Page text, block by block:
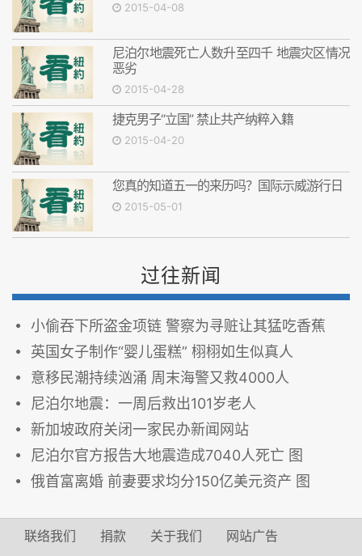
2015-04-08
尼泊尔地震死亡人数升至四千 地震灾区情况
恶劣
2015-04-28
捷克男子“立国” 禁止共产纳粹入籍
2015-04-20
您真的知道五一的来历吗？国际示威游行日
2015-05-01
过往新闻
小偷吞下所盗金项链 警察为寻赃让其猛吃香蕉
英国女子制作“婴儿蛋糕” 栩栩如生似真人
意移民潮持续汹涌 周末海警又救4000人
尼泊尔地震：一周后救出101岁老人
新加坡政府关闭一家民办新闻网站
尼泊尔官方报告大地震造成7040人死亡 图
俄首富离婚 前妻要求均分150亿美元资产 图
联络我们 捐款 关于我们 网站广告